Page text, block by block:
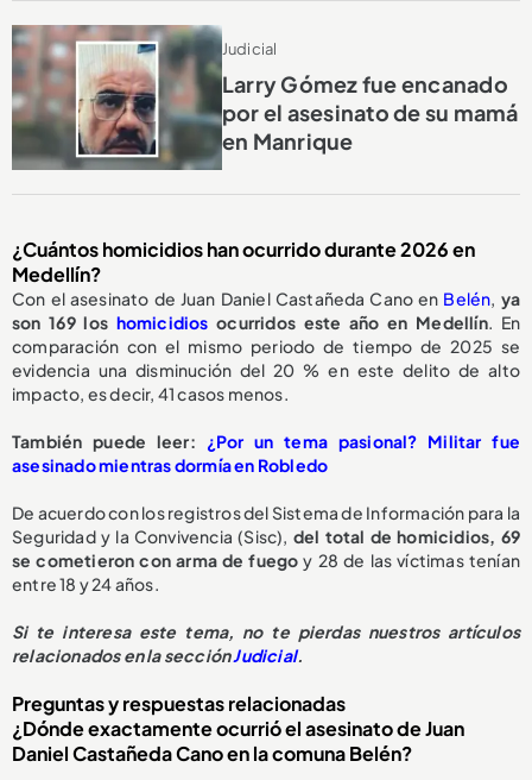
Judicial
Larry Gómez fue encanado
por el asesinato de su mamá
en Manrique
¿Cuántos homicidios han ocurrido durante 2026 en
Medellín?
Con el asesinato de Juan Daniel Castañeda Cano en Belén, ya
son 169 los homicidios ocurridos este año en Medellín. En
comparación con el mismo periodo de tiempo de 2025 se
evidencia una disminución del 20 % en este delito de alto
impacto, es decir, 41 casos menos.
También puede leer: ¿Por un tema pasional? Militar fue
asesinado mientras dormía en Robledo
De acuerdo con los registros del Sistema de Información para la
Seguridad y la Convivencia (Sisc), del total de homicidios, 69
se cometieron con arma de fuego y 28 de las víctimas tenían
entre 18 y 24 años.
Si te interesa este tema, no te pierdas nuestros artículos
relacionados en la secciónJudicial.
Preguntas y respuestas relacionadas
¿Dónde exactamente ocurrió el asesinato de Juan
Daniel Castañeda Cano en la comuna Belén?